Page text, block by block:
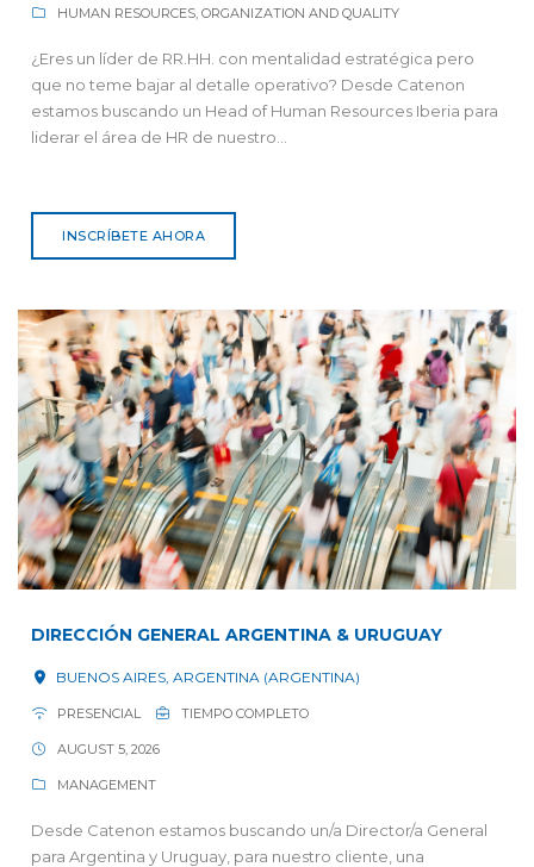
HUMAN RESOURCES, ORGANIZATION AND QUALITY
¿Eres un líder de RR.HH. con mentalidad estratégica pero
que no teme bajar al detalle operativo? Desde Catenon
estamos buscando un Head of Human Resources Iberia para
liderar el área de HR de nuestro...
INSCRÍBETE AHORA
DIRECCIÓN GENERAL ARGENTINA & URUGUAY
BUENOS AIRES, ARGENTINA (ARGENTINA)
PRESENCIAL TIEMPO COMPLETO
AUGUST 5, 2026
MANAGEMENT
Desde Catenon estamos buscando un/a Director/a General
para Argentina y Uruguay, para nuestro cliente, una